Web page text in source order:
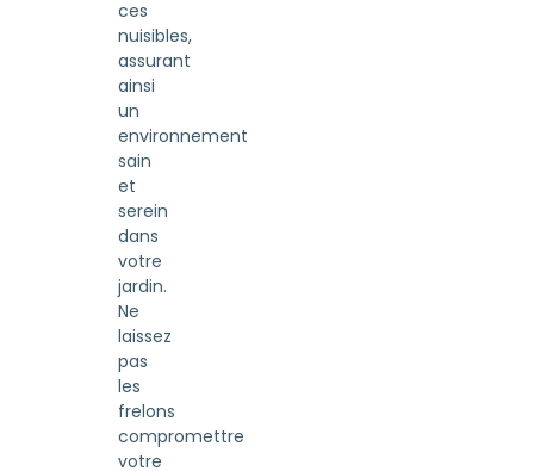
ces
nuisibles,
assurant
ainsi
un
environnement
sain
et
serein
dans
votre
jardin.
Ne
laissez
pas
les
frelons
compromettre
votre